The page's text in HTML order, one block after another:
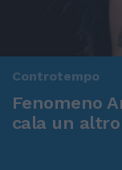
Controtempo
Fenomeno
cala un altro